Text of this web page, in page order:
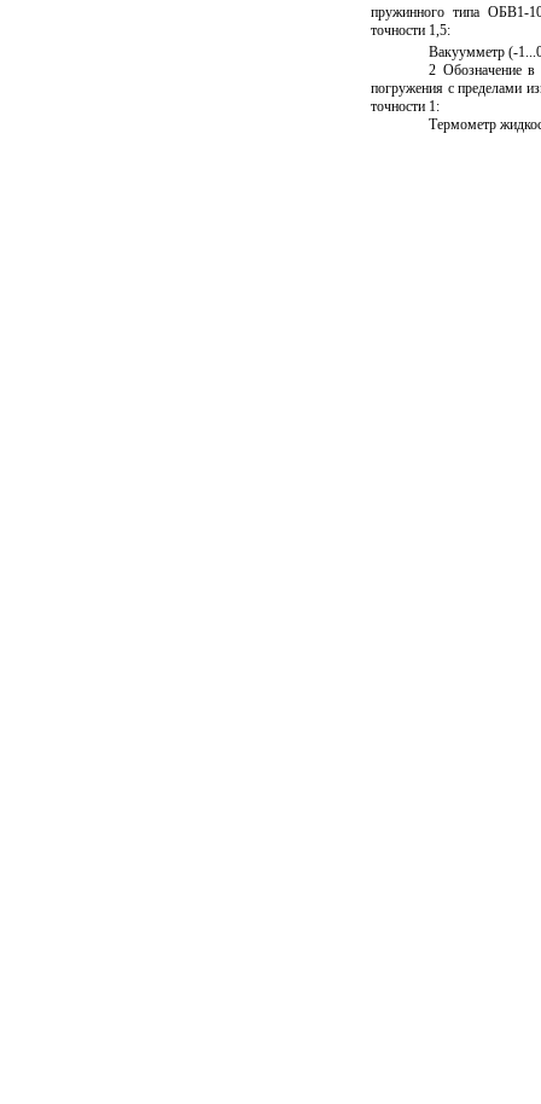
пружинного типа ОБВ1-
точности 1,5:
Вакуумметр (-
2 Обозначение в
погружения с пределами
точности 1:
Термометр